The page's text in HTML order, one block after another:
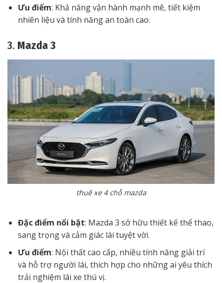
Ưu điểm: Khả năng vận hành mạnh mẽ, tiết kiệm
nhiên liệu và tính năng an toàn cao.
3. Mazda 3
thuê xe 4 chỗ mazda
Đặc điểm nổi bật: Mazda 3 sở hữu thiết kế thể thao,
sang trọng và cảm giác lái tuyệt vời.
Ưu điểm: Nội thất cao cấp, nhiều tính năng giải trí
và hỗ trợ người lái, thích hợp cho những ai yêu thích
trải nghiệm lái xe thú vị.